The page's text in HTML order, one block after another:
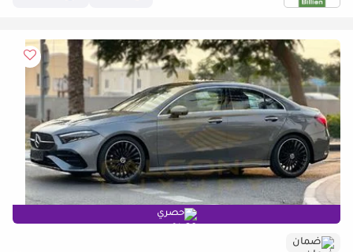
حصري
ضمان